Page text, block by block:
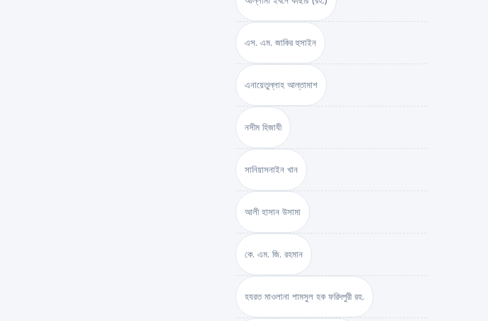
এস. এম. জাকির হুসাইন
এনায়েতুল্লাহ আল্‌তামাশ
নসীম হিজাযী
সানিয়াসনাইন খান
আলী হাসান উসামা
কে. এম. জি. রহমান
হযরত মাওলানা শামসুল হক ফরিদপুরী রহ.